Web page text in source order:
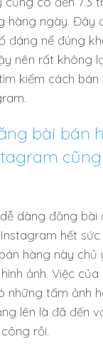
hàng ngày. Đây
đáng nể đúng
nên rất không
kiếm cách bán
bài bán
dàng đăng bài
hết sức
hàng này chủ
ảnh. Việc của
những tấm ảnh
lên là đã đến
rồi.